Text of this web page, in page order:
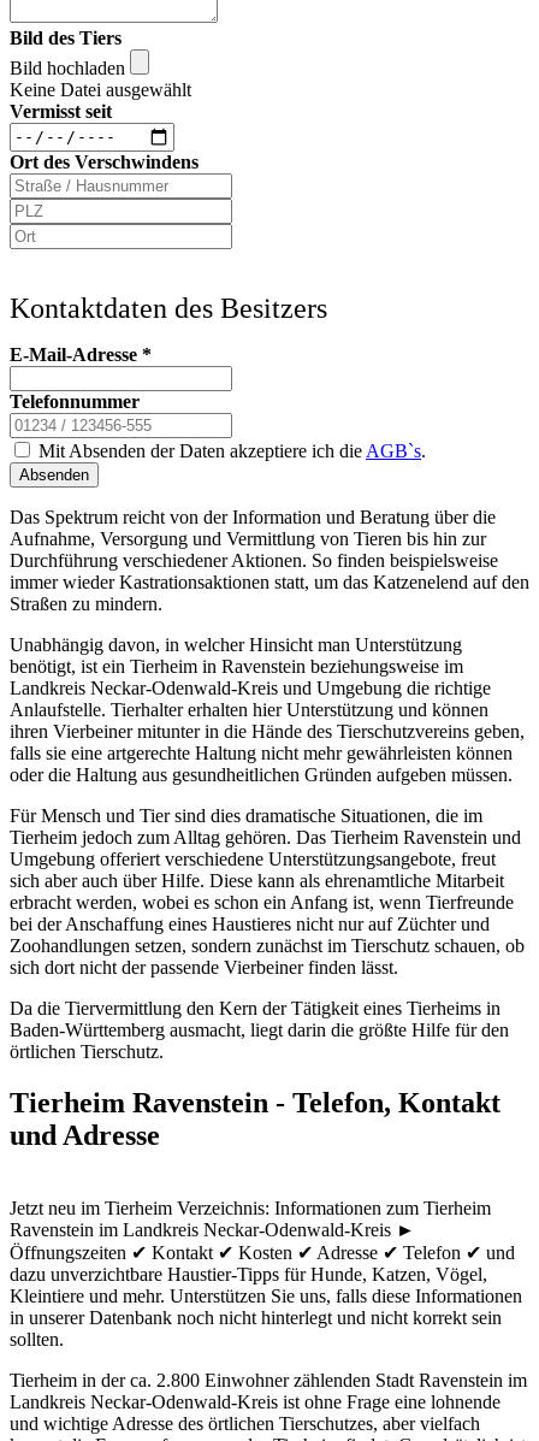
Bild des Tiers
Bild hochladen
Keine Datei ausgewählt
Vermisst seit
Ort des Verschwindens
Kontaktdaten des Besitzers
E-Mail-Adresse *
Telefonnummer
Mit Absenden der Daten akzeptiere ich die AGB`s.
Absenden
Das Spektrum reicht von der Information und Beratung über die
Aufnahme, Versorgung und Vermittlung von Tieren bis hin zur
Durchführung verschiedener Aktionen. So finden beispielsweise
immer wieder Kastrationsaktionen statt, um das Katzenelend auf den
Straßen zu mindern.
Unabhängig davon, in welcher Hinsicht man Unterstützung
benötigt, ist ein Tierheim in Ravenstein beziehungsweise im
Landkreis Neckar-Odenwald-Kreis und Umgebung die richtige
Anlaufstelle. Tierhalter erhalten hier Unterstützung und können
ihren Vierbeiner mitunter in die Hände des Tierschutzvereins geben,
falls sie eine artgerechte Haltung nicht mehr gewährleisten können
oder die Haltung aus gesundheitlichen Gründen aufgeben müssen.
Für Mensch und Tier sind dies dramatische Situationen, die im
Tierheim jedoch zum Alltag gehören. Das Tierheim Ravenstein und
Umgebung offeriert verschiedene Unterstützungsangebote, freut
sich aber auch über Hilfe. Diese kann als ehrenamtliche Mitarbeit
erbracht werden, wobei es schon ein Anfang ist, wenn Tierfreunde
bei der Anschaffung eines Haustieres nicht nur auf Züchter und
Zoohandlungen setzen, sondern zunächst im Tierschutz schauen, ob
sich dort nicht der passende Vierbeiner finden lässt.
Da die Tiervermittlung den Kern der Tätigkeit eines Tierheims in
Baden-Württemberg ausmacht, liegt darin die größte Hilfe für den
örtlichen Tierschutz.
Tierheim Ravenstein - Telefon, Kontakt
und Adresse
Jetzt neu im Tierheim Verzeichnis: Informationen zum Tierheim
Ravenstein im Landkreis Neckar-Odenwald-Kreis ►
Öffnungszeiten ✔ Kontakt ✔ Kosten ✔ Adresse ✔ Telefon ✔ und
dazu unverzichtbare Haustier-Tipps für Hunde, Katzen, Vögel,
Kleintiere und mehr. Unterstützen Sie uns, falls diese Informationen
in unserer Datenbank noch nicht hinterlegt und nicht korrekt sein
sollten.
Tierheim in der ca. 2.800 Einwohner zählenden Stadt Ravenstein im
Landkreis Neckar-Odenwald-Kreis ist ohne Frage eine lohnende
und wichtige Adresse des örtlichen Tierschutzes, aber vielfach